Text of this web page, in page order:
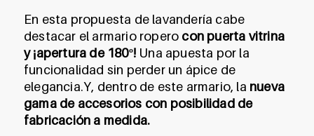
En esta propuesta de lavandería cabe
destacar el armario ropero con puerta vitrina
y ¡apertura de 180º! Una apuesta por la
funcionalidad sin perder un ápice de
elegancia.Y, dentro de este armario, la nueva
gama de accesorios con posibilidad de
fabricación a medida.